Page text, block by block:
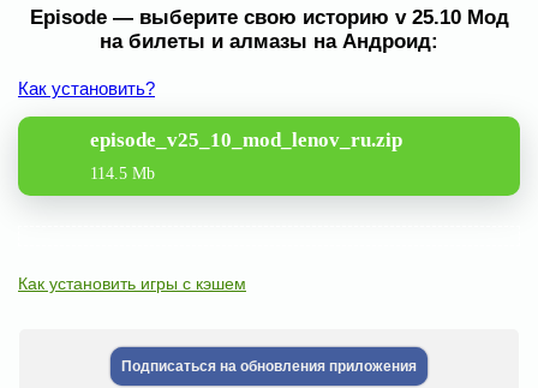
Episode — выберите cвою историю v 25.10 Мод
на билеты и алмазы на Андроид:
Как установить?
episode_v25_10_mod_lenov_ru.zip
114.5 Mb
Как установить игры с кэшем
Подписаться на обновления приложения